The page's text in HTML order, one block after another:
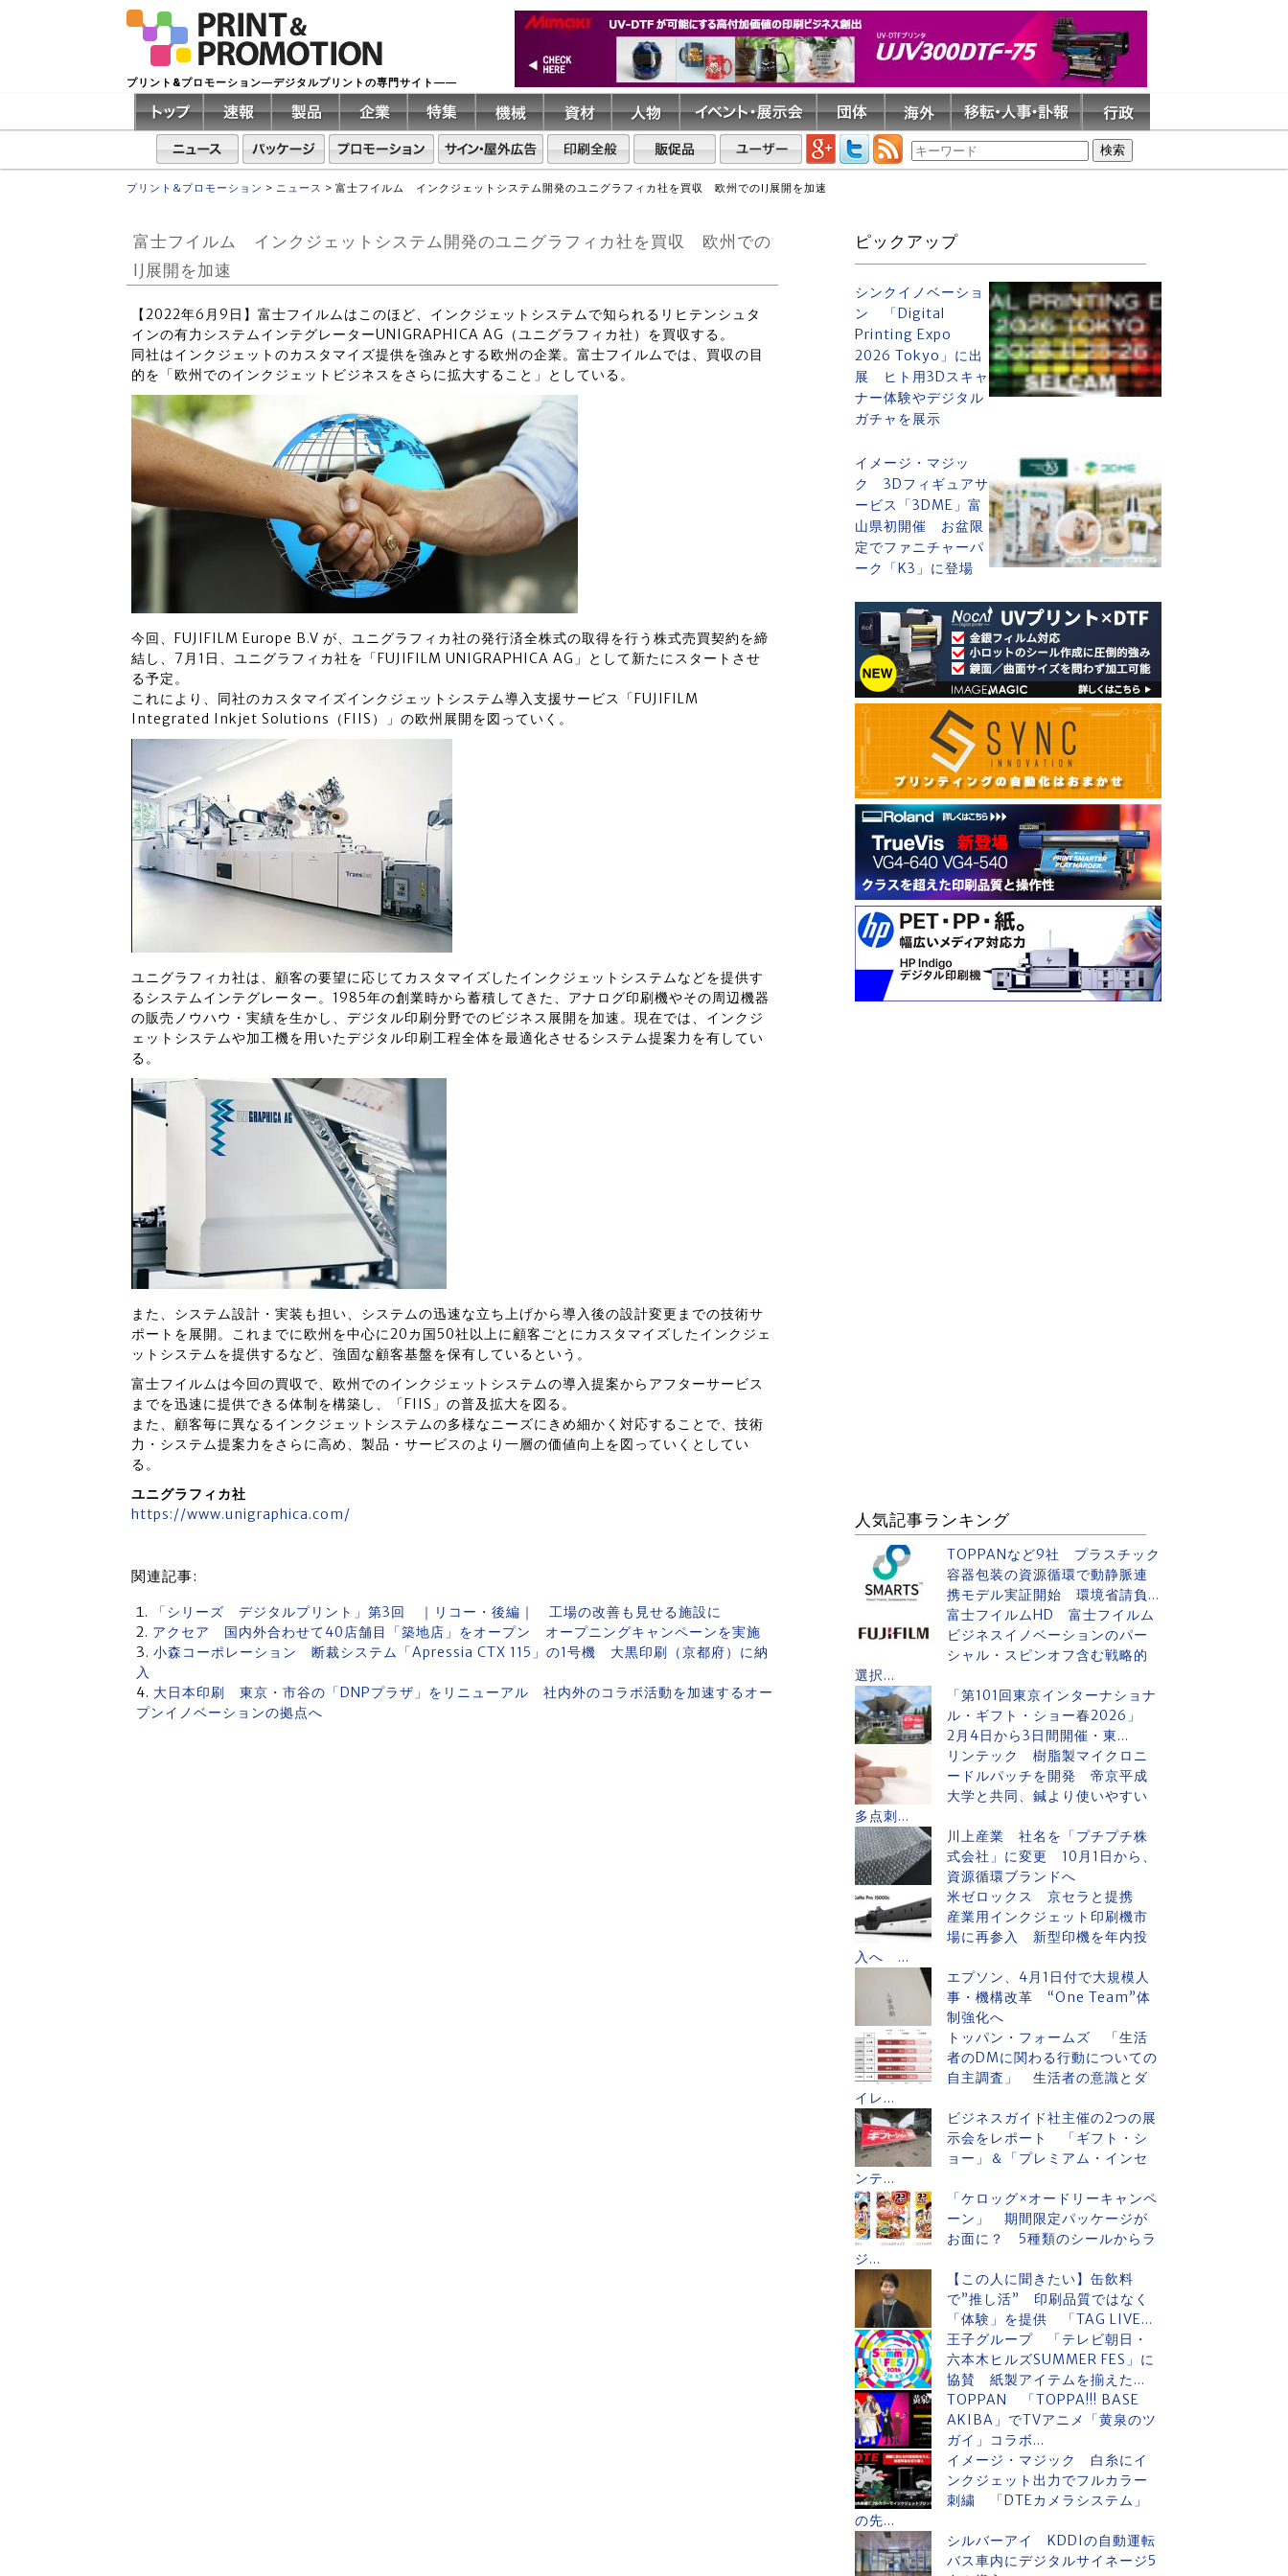
プリント&プロモーション―デジタルプリントの専門サイト――
プリント&プロモーション > ニュース > 富士フイルム インクジェットシステム開発のユニグラフィカ社を買収 欧州でのIJ展開を加速
富士フイルム インクジェットシステム開発のユニグラフィカ社を買収 欧州での
IJ展開を加速
【2022年6月9日】富士フイルムはこのほど、インクジェットシステムで知られるリヒテンシュタ
インの有力システムインテグレーターUNIGRAPHICA AG（ユニグラフィカ社）を買収する。
同社はインクジェットのカスタマイズ提供を強みとする欧州の企業。富士フイルムでは、買収の目
的を「欧州でのインクジェットビジネスをさらに拡大すること」としている。
今回、FUJIFILM Europe B.V が、ユニグラフィカ社の発行済全株式の取得を行う株式売買契約を締
結し、7月1日、ユニグラフィカ社を「FUJIFILM UNIGRAPHICA AG」として新たにスタートさせ
る予定。
これにより、同社のカスタマイズインクジェットシステム導入支援サービス「FUJIFILM
Integrated Inkjet Solutions（FIIS）」の欧州展開を図っていく。
ユニグラフィカ社は、顧客の要望に応じてカスタマイズしたインクジェットシステムなどを提供す
るシステムインテグレーター。1985年の創業時から蓄積してきた、アナログ印刷機やその周辺機器
の販売ノウハウ・実績を生かし、デジタル印刷分野でのビジネス展開を加速。現在では、インクジ
ェットシステムや加工機を用いたデジタル印刷工程全体を最適化させるシステム提案力を有してい
る。
また、システム設計・実装も担い、システムの迅速な立ち上げから導入後の設計変更までの技術サ
ポートを展開。これまでに欧州を中心に20カ国50社以上に顧客ごとにカスタマイズしたインクジェ
ットシステムを提供するなど、強固な顧客基盤を保有しているという。
富士フイルムは今回の買収で、欧州でのインクジェットシステムの導入提案からアフターサービス
までを迅速に提供できる体制を構築し、「FIIS」の普及拡大を図る。
また、顧客毎に異なるインクジェットシステムの多様なニーズにきめ細かく対応することで、技術
力・システム提案力をさらに高め、製品・サービスのより一層の価値向上を図っていくとしてい
る。
ユニグラフィカ社
https://www.unigraphica.com/
関連記事:
「シリーズ デジタルプリント」第3回 ｜リコー・後編｜ 工場の改善も見せる施設に
アクセア 国内外合わせて40店舗目「築地店」をオープン オープニングキャンペーンを実施
小森コーポレーション 断裁システム「Apressia CTX 115」の1号機 大黒印刷（京都府）に納
入
大日本印刷 東京・市谷の「DNPプラザ」をリニューアル 社内外のコラボ活動を加速するオー
プンイノベーションの拠点へ
ピックアップ
シンクイノベーショ
ン 「Digital
Printing Expo
2026 Tokyo」に出
展 ヒト用3Dスキャ
ナー体験やデジタル
ガチャを展示
イメージ・マジッ
ク 3Dフィギュアサ
ービス「3DME」富
山県初開催 お盆限
定でファニチャーパ
ーク「K3」に登場
人気記事ランキング
TOPPANなど9社 プラスチック
容器包装の資源循環で動静脈連
携モデル実証開始 環境省請負...
富士フイルムHD 富士フイルム
ビジネスイノベーションのパー
シャル・スピンオフ含む戦略的
選択...
「第101回東京インターナショナ
ル・ギフト・ショー春2026」
2月4日から3日間開催・東...
リンテック 樹脂製マイクロニ
ードルパッチを開発 帝京平成
大学と共同、鍼より使いやすい
多点刺...
川上産業 社名を「プチプチ株
式会社」に変更 10月1日から、
資源循環ブランドへ
米ゼロックス 京セラと提携
産業用インクジェット印刷機市
場に再参入 新型印機を年内投
入へ ...
エプソン、4月1日付で大規模人
事・機構改革 “One Team”体
制強化へ
トッパン・フォームズ 「生活
者のDMに関わる行動についての
自主調査」 生活者の意識とダ
イレ...
ビジネスガイド社主催の2つの展
示会をレポート 「ギフト・シ
ョー」＆「プレミアム・インセ
ンテ...
「ケロッグ×オードリーキャンペ
ーン」 期間限定パッケージが
お面に？ 5種類のシールからラ
ジ...
【この人に聞きたい】缶飲料
で”推し活” 印刷品質ではなく
「体験」を提供 「TAG LIVE...
王子グループ 「テレビ朝日・
六本木ヒルズSUMMER FES」に
協賛 紙製アイテムを揃えた...
TOPPAN 「TOPPA!!! BASE
AKIBA」でTVアニメ「黄泉のツ
ガイ」コラボ...
イメージ・マジック 白糸にイ
ンクジェット出力でフルカラー
刺繍 「DTEカメラシステム」
の先...
シルバーアイ KDDIの自動運転
バス車内にデジタルサイネージ5